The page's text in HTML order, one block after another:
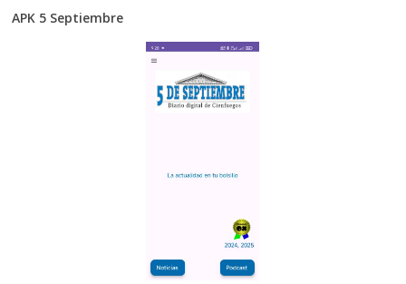
APK 5 Septiembre